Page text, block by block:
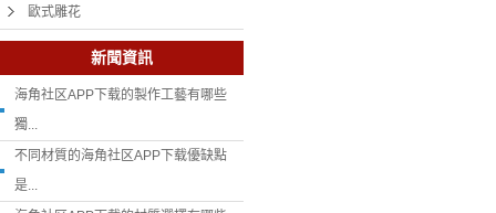
歐式雕花
新聞資訊
海角社区APP下载的製作工藝有哪些
獨...
不同材質的海角社区APP下载優缺點
是...